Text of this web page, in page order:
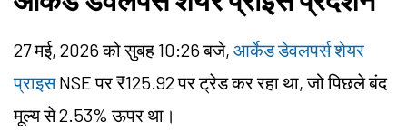
27 मई, 2026 को सुबह 10:26 बजे, आर्केड डेवलपर्स शेयर
प्राइसNSE पर ₹125.92 पर ट्रेड कर रहा था, जो पिछले बंद
मूल्य से 2.53% ऊपर था।